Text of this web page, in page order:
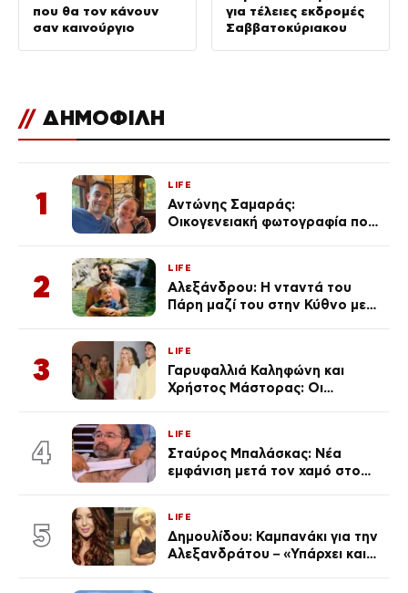
που θα τον κάνουν
σαν καινούργιο
για τέλειες εκδρομές
Σαββατοκύριακου
// ΔΗΜΟΦΙΛΗ
1
LIFE
Αντώνης Σαμαράς:
Οικογενειακή φωτογραφία που
Λένας
2
LIFE
Αλεξάνδρου: Η νταντά του
Πάρη μαζί του στην Κύθνο με
3
LIFE
Γαρυφαλλιά Καληφώνη και
Χρήστος Μάστορας: Οι
απαρατήρητη
4
LIFE
Σταύρος Μπαλάσκας: Νέα
εμφάνιση μετά τον χαμό στο
5
LIFE
Δημουλίδου: Καμπανάκι για την
Αλεξανδράτου – «Υπάρχει και